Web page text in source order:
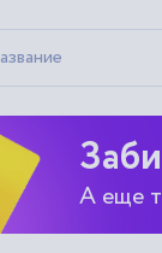
А еще